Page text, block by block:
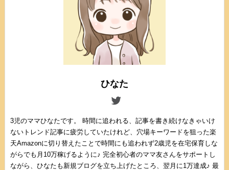
ひなた
3児のママひなたです。 時間に追われる、記事を書き続けなきゃいけ
ないトレンド記事に疲労していたけれど、穴場キーワードを狙った楽
天Amazonに切り替えたことで時間にも追われず2歳児を在宅保育しな
がらでも月10万稼げるように♪ 完全初心者のママ友さんをサポートし
ながら、ひなたも新規ブログを立ち上げたところ、翌月に1万達成♪ 最